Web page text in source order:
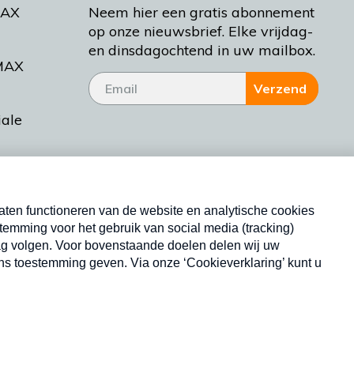
Bakt
Neem hier een gratis abonnement
op onze nieuwsbrief. Elke vrijdag-
en dinsdagochtend in uw mailbox.
Verzend
Nieuwsbrief
Neem hier een gratis abonnement op onze